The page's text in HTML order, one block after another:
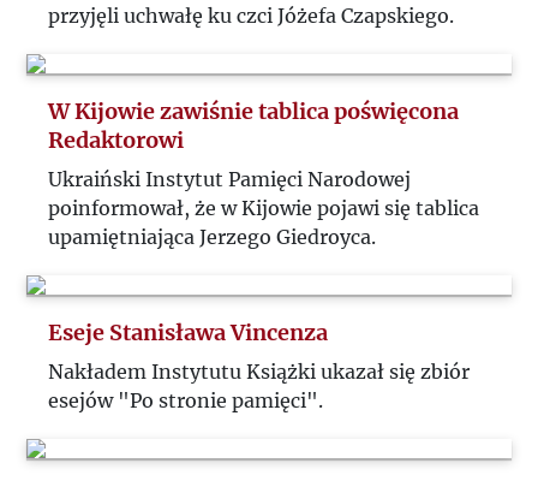
przyjęli uchwałę ku czci Jóżefa Czapskiego.
W Kijowie zawiśnie tablica poświęcona
Redaktorowi
Ukraiński Instytut Pamięci Narodowej
poinformował, że w Kijowie pojawi się tablica
upamiętniająca Jerzego Giedroyca.
Eseje Stanisława Vincenza
Nakładem Instytutu Książki ukazał się zbiór
esejów "Po stronie pamięci".